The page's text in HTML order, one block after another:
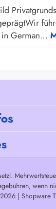
German…
wenn
| Shopware